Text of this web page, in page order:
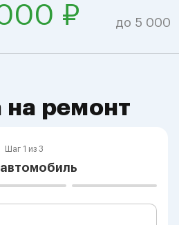
₽ до 5 000
на ремонт
Шаг 1 из 3